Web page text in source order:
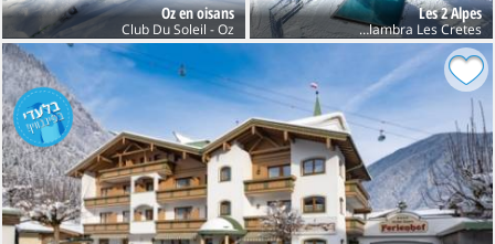
Les 2 Alpes
Club Belambra Les Cretes
Oz en oisans
Club Du Soleil - Oz